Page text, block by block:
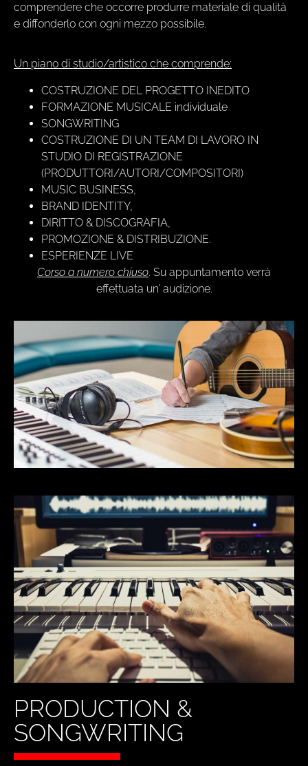
comprendere che occorre produrre materiale di qualità
e diffonderlo con ogni mezzo possibile.
Un piano di studio/artistico che comprende:
COSTRUZIONE DEL PROGETTO INEDITO
FORMAZIONE MUSICALE individuale
SONGWRITING
COSTRUZIONE DI UN TEAM DI LAVORO IN
STUDIO DI REGISTRAZIONE
(PRODUTTORI/AUTORI/COMPOSITORI)
MUSIC BUSINESS,
BRAND IDENTITY,
DIRITTO & DISCOGRAFIA,
PROMOZIONE & DISTRIBUZIONE.
ESPERIENZE LIVE
Corso a numero chiuso. Su appuntamento verrà
effettuata un’ audizione.
PRODUCTION &
SONGWRITING